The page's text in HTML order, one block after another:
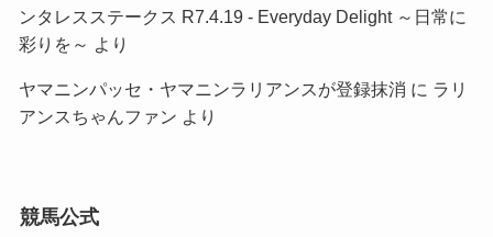
ンタレスステークス R7.4.19 - Everyday Delight ～日常に
彩りを～ より
ヤマニンパッセ・ヤマニンラリアンスが登録抹消 に ラリ
アンスちゃんファン より
競馬公式